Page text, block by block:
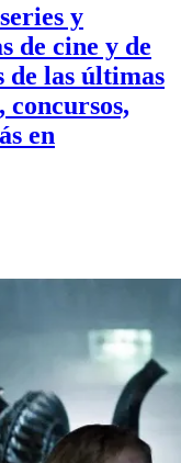
y
de cine y de
de las últimas
concursos,
en